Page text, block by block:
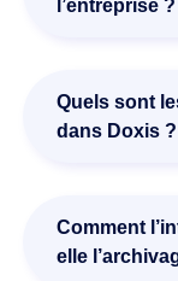
processus
l’entreprise ?
ERP et autres
ainsi accéder
leurs outils de
Quels sont
dans Doxis ?
l’archivage
prédéfinies et
politiques de
Comment
elle